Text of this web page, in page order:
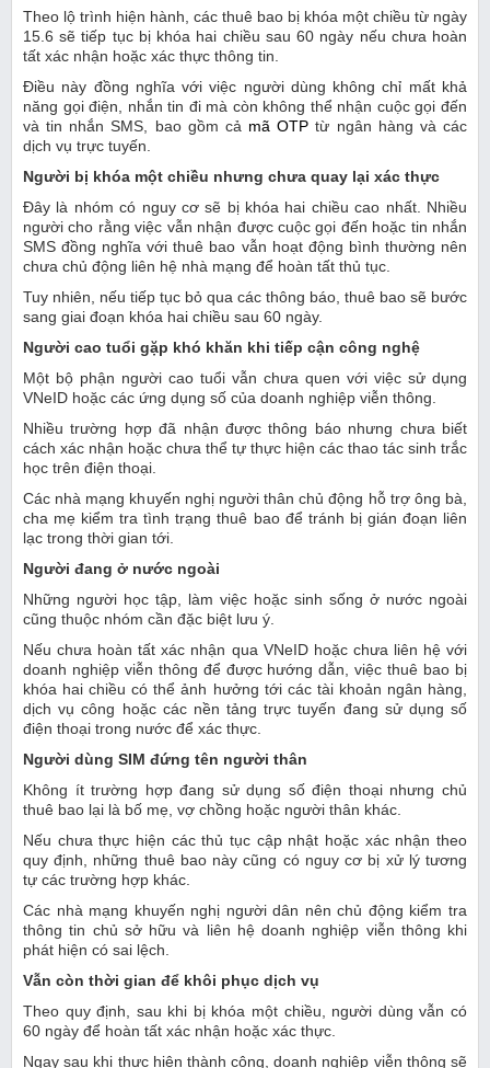
Theo lộ trình hiện hành, các thuê bao bị khóa một chiều từ ngày
15.6 sẽ tiếp tục bị khóa hai chiều sau 60 ngày nếu chưa hoàn
tất xác nhận hoặc xác thực thông tin.
Điều này đồng nghĩa với việc người dùng không chỉ mất khả
năng gọi điện, nhắn tin đi mà còn không thể nhận cuộc gọi đến
và tin nhắn SMS, bao gồm cả mã OTP từ ngân hàng và các
dịch vụ trực tuyến.
Người bị khóa một chiều nhưng chưa quay lại xác thực
Đây là nhóm có nguy cơ sẽ bị khóa hai chiều cao nhất. Nhiều
người cho rằng việc vẫn nhận được cuộc gọi đến hoặc tin nhắn
SMS đồng nghĩa với thuê bao vẫn hoạt động bình thường nên
chưa chủ động liên hệ nhà mạng để hoàn tất thủ tục.
Tuy nhiên, nếu tiếp tục bỏ qua các thông báo, thuê bao sẽ bước
sang giai đoạn khóa hai chiều sau 60 ngày.
Người cao tuổi gặp khó khăn khi tiếp cận công nghệ
Một bộ phận người cao tuổi vẫn chưa quen với việc sử dụng
VNeID hoặc các ứng dụng số của doanh nghiệp viễn thông.
Nhiều trường hợp đã nhận được thông báo nhưng chưa biết
cách xác nhận hoặc chưa thể tự thực hiện các thao tác sinh trắc
học trên điện thoại.
Các nhà mạng khuyến nghị người thân chủ động hỗ trợ ông bà,
cha mẹ kiểm tra tình trạng thuê bao để tránh bị gián đoạn liên
lạc trong thời gian tới.
Người đang ở nước ngoài
Những người học tập, làm việc hoặc sinh sống ở nước ngoài
cũng thuộc nhóm cần đặc biệt lưu ý.
Nếu chưa hoàn tất xác nhận qua VNeID hoặc chưa liên hệ với
doanh nghiệp viễn thông để được hướng dẫn, việc thuê bao bị
khóa hai chiều có thể ảnh hưởng tới các tài khoản ngân hàng,
dịch vụ công hoặc các nền tảng trực tuyến đang sử dụng số
điện thoại trong nước để xác thực.
Người dùng SIM đứng tên người thân
Không ít trường hợp đang sử dụng số điện thoại nhưng chủ
thuê bao lại là bố mẹ, vợ chồng hoặc người thân khác.
Nếu chưa thực hiện các thủ tục cập nhật hoặc xác nhận theo
quy định, những thuê bao này cũng có nguy cơ bị xử lý tương
tự các trường hợp khác.
Các nhà mạng khuyến nghị người dân nên chủ động kiểm tra
thông tin chủ sở hữu và liên hệ doanh nghiệp viễn thông khi
phát hiện có sai lệch.
Vẫn còn thời gian để khôi phục dịch vụ
Theo quy định, sau khi bị khóa một chiều, người dùng vẫn có
60 ngày để hoàn tất xác nhận hoặc xác thực.
Ngay sau khi thực hiện thành công, doanh nghiệp viễn thông sẽ